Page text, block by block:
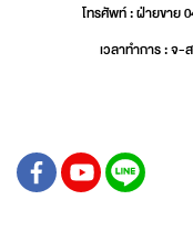
โทรศัพท์ : ฝ่ายขาย
เวลาทำการ : จ-